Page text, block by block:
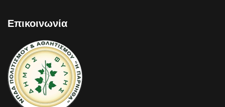
Επικοινωνία